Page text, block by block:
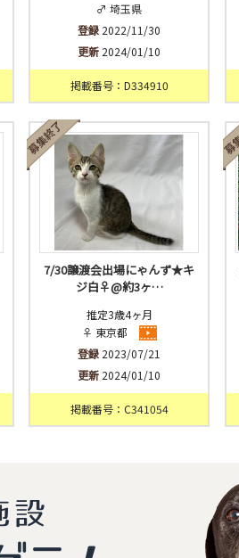
♂ 埼玉県
登録 2022/11/30
更新 2024/01/10
掲載番号：D334910
7/30譲渡会出場にゃんず★キ
ジ白♀@約3ヶ…
推定3歳4ヶ月
♀ 東京都
登録 2023/07/21
更新 2024/01/10
掲載番号：C341054